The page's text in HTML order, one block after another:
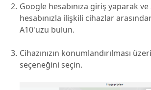
Google hesabınıza giriş yaparak
hesabınızla ilişkili cihazlar
A10'uzu bulun.
Cihazınızın konumlandırılması
seçeneğini seçin.